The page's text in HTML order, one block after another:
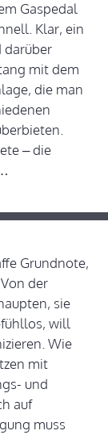
Gaspedal
Klar, ein
darüber
mit dem
die man
– die
Grundnote,
der
sie
will
Wie
mit
und
auf
muss